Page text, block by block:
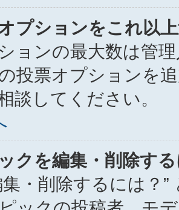
プションをこれ以
ョンの最大数は管
投票オプションを
談してください。
クを編集・削除す
集・削除するには？